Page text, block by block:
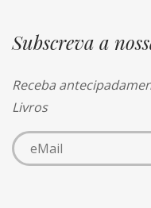
Subscreva a
Receba
Livros